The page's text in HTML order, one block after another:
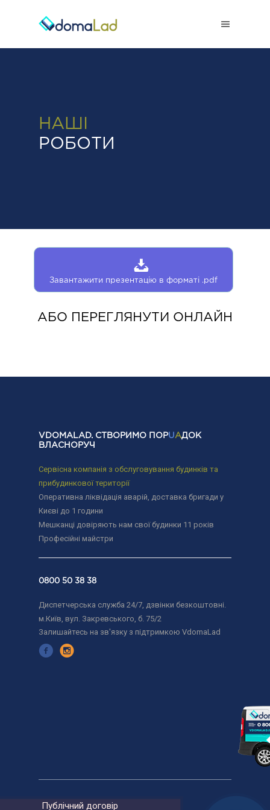
НАШІ
РОБОТИ
Завантажити презентацію в форматі .pdf
АБО ПЕРЕГЛЯНУТИ ОНЛАЙН
VDOMALAD. СТВОРИМО ПОРUAДОК
ВЛАСНОРУЧ
Сервісна компанія з обслуговування будинків та
прибудинкової території
Оперативна ліквідація аварій, доставка бригади у
Києві до 1 години
Мешканці довіряють нам свої будинки 11 років
Професійні майстри
0800 50 38 38
Диспетчерська служба 24/7, дзвінки безкоштовні.
м.Київ, вул. Закревського, б. 75/2
Залишайтесь на зв'язку з підтримкою VdomaLad
Публічний договір